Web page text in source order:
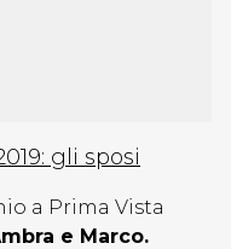
gli sposi
a Prima Vista
e Marco.